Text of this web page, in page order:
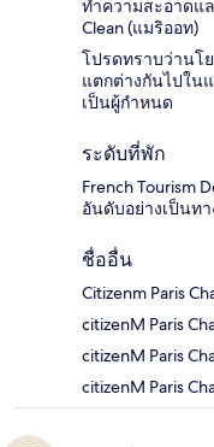
ทำความสะอาดแ
Clean (แมริออท)
โปรดทราบว่านโ
แตกต่างกันไปใน
เป็นผู้กำหนด
ระดับที่พัก
French Tourism
อันดับอย่างเป็นท
ชื่ออื่น
Citizenm Paris
citizenM Paris
citizenM Paris
citizenM Paris